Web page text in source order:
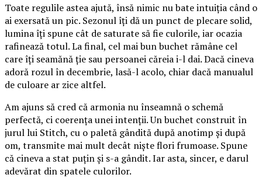
Toate regulile astea ajută, însă nimic nu bate intuiția când o
ai exersată un pic. Sezonul îți dă un punct de plecare solid,
lumina îți spune cât de saturate să fie culorile, iar ocazia
rafinează totul. La final, cel mai bun buchet rămâne cel
care îți seamănă ție sau persoanei căreia i-l dai. Dacă cineva
adoră rozul în decembrie, lasă-l acolo, chiar dacă manualul
de culoare ar zice altfel.
Am ajuns să cred că armonia nu înseamnă o schemă
perfectă, ci coerența unei intenții. Un buchet construit în
jurul lui Stitch, cu o paletă gândită după anotimp și după
om, transmite mai mult decât niște flori frumoase. Spune
că cineva a stat puțin și s-a gândit. Iar asta, sincer, e darul
adevărat din spatele culorilor.